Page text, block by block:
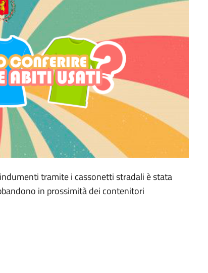
tramite i cassonetti stradali è stata
in prossimità dei contenitori